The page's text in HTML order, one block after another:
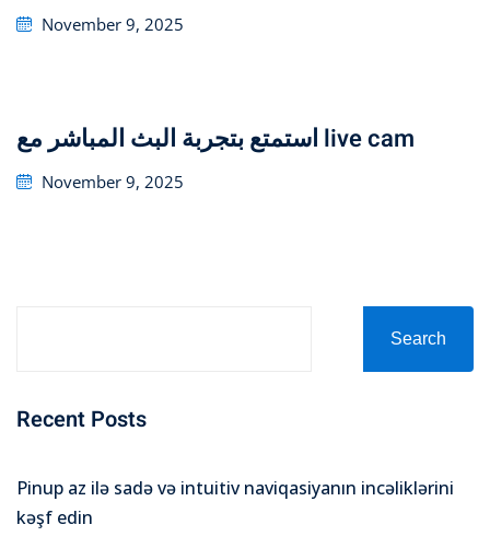
Posted
November 9, 2025
استمتع بتجربة البث المباشر مع live cam
Posted
November 9, 2025
Search
Recent Posts
Pinup az ilə sadə və intuitiv naviqasiyanın incəliklərini
kəşf edin